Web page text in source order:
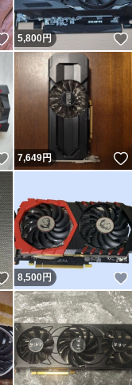
いいね！
5,800円
いいね！
7,649円
いいね！
8,500円